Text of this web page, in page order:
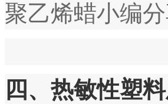
聚乙烯蜡小编
四、热敏性塑